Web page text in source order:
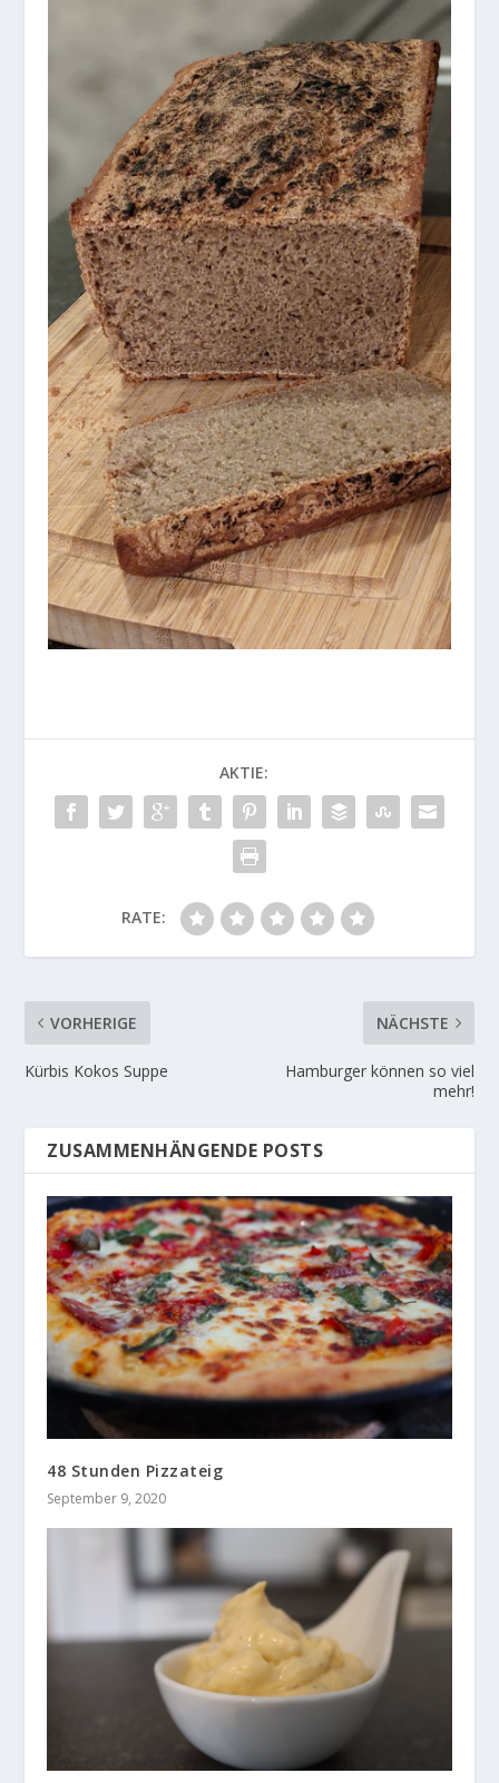
AKTIE:
RATE:
VORHERIGE
Kürbis Kokos Suppe
NÄCHSTE
Hamburger können so viel
mehr!
ZUSAMMENHÄNGENDE POSTS
48 Stunden Pizzateig
September 9, 2020